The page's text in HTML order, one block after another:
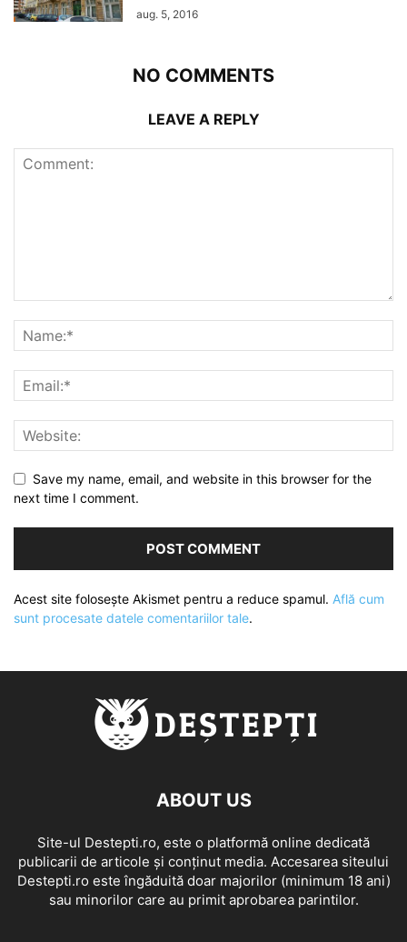
aug. 5, 2016
NO COMMENTS
LEAVE A REPLY
Save my name, email, and website in this browser for the
next time I comment.
Acest site folosește Akismet pentru a reduce spamul. Află cum
sunt procesate datele comentariilor tale.
ABOUT US
Site-ul Destepti.ro, este o platformă online dedicată
publicarii de articole și conținut media. Accesarea siteului
Destepti.ro este îngăduită doar majorilor (minimum 18 ani)
sau minorilor care au primit aprobarea parintilor.